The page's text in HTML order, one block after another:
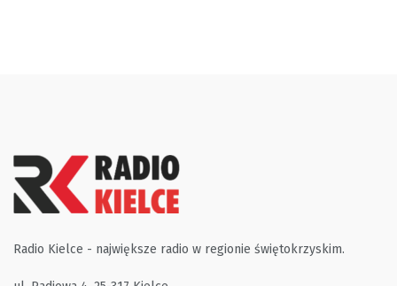
Radio Kielce - największe radio w regionie świętokrzyskim.